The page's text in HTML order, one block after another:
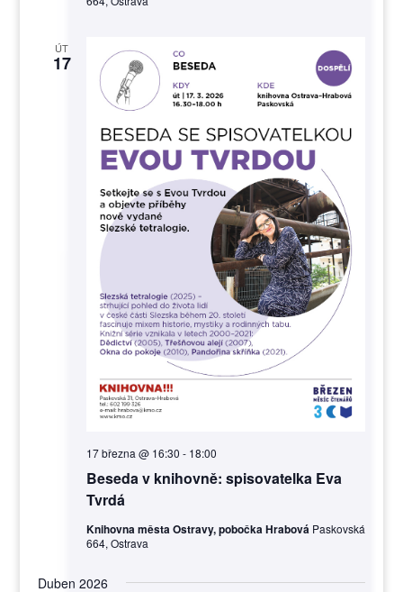
ÚT
17
Beseda v knihovně: spisovatelka Eva
Tvrdá
17 března @ 16:30 - 18:00
Knihovna města Ostravy, pobočka Hrabová Paskovská
664, Ostrava
Duben 2026